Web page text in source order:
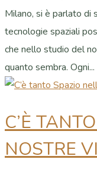
Milano, si è parlato di
tecnologie spaziali
che nello studio del
quanto sembra. Ogni...
C’È
NOSTRE